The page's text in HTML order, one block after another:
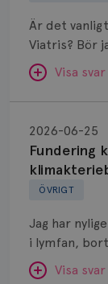
Är det
Visa svar
SVAR:
Hej. Oavsett
(men även
uppleva
märke eller
vara bra att
besvären
ÖVRIGT
Fundering
2026-06-25
Jag har
i lymfan,
genomgått
Visa svar
kring
medicin